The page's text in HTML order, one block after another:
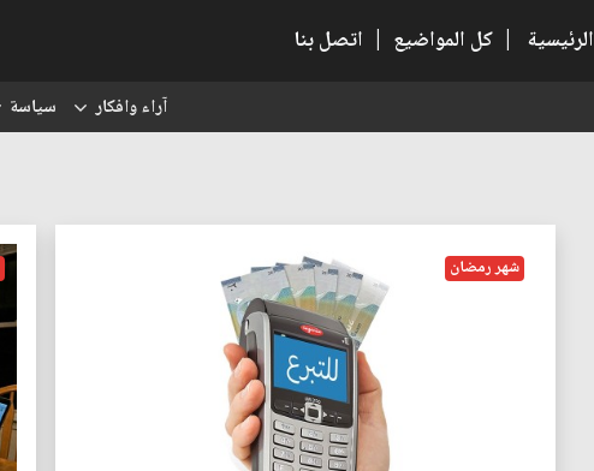
الرئيسية | كل المواضيع | اتصل بنا
آراء وافكار سياسة
شهر رمضان